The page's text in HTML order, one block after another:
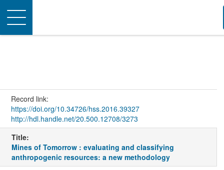
Toggle
navigation
Record link:
https://doi.org/10.34726/hss.2016.39327
http://hdl.handle.net/20.500.12708/3273
Title:
Mines of Tomorrow : evaluating and classifying
anthropogenic resources: a new methodology